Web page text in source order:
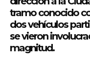
tramo conocido
dos vehículos
se vieron
magnitud.